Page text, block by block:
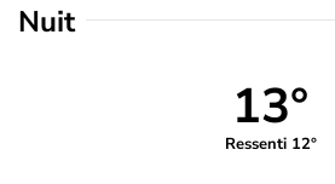
Nuit
13°
Ressenti 12°